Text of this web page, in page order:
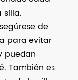
silla.
de
para evitar
puedan
También es